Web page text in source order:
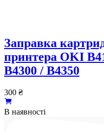
Заправка
принтера OKI
B4300 / B4350
300 ₴
В наявності